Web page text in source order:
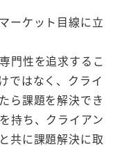
ーケット目線に立
門性を追求するこ
ではなく、クライ
ら課題を解決でき
持ち、クライアン
共に課題解決に取